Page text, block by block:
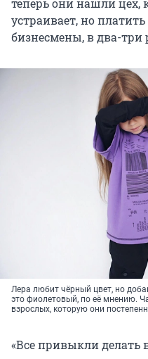
теперь они нашли цех,
устраивает, но
бизнесмены, в два-три
Лера любит чёрный цвет, но
это фиолетовый, по её мнению.
взрослых, которую они
«Все привыкли делать